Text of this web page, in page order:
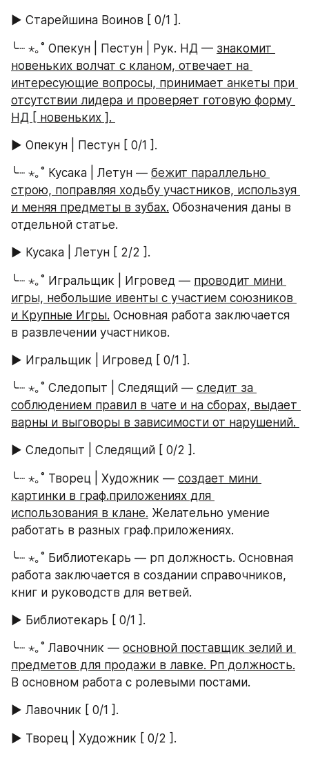
► Старейшина Воинов [ 0/1 ].
╰┈ ⋆｡˚ Опекун | Пестун | Рук. НД — знакомит
новеньких волчат с кланом, отвечает на
интересующие вопросы, принимает анкеты при
отсутствии лидера и проверяет готовую форму
НД [ новеньких ].
► Опекун | Пестун [ 0/1 ].
╰┈ ⋆｡˚ Кусака | Летун — бежит параллельно
строю, поправляя ходьбу участников, используя
и меняя предметы в зубах. Обозначения даны в
отдельной статье.
► Кусака | Летун [ 2/2 ].
╰┈ ⋆｡˚ Игральщик | Игровед — проводит мини
игры, небольшие ивенты с участием союзников
и Крупные Игры. Основная работа заключается
в развлечении участников.
► Игральщик | Игровед [ 0/1 ].
╰┈ ⋆｡˚ Следопыт | Следящий — следит за
соблюдением правил в чате и на сборах, выдает
► Следопыт | Следящий [ 0/2 ].
╰┈ ⋆｡˚ Творец | Художник — создает мини
картинки в граф.приложениях для
использования в клане. Желательно умение
работать в разных граф.приложениях.
╰┈ ⋆｡˚ Библиотекарь — рп должность. Основная
работа заключается в создании справочников,
книг и руководств для ветвей.
► Библиотекарь [ 0/1 ].
╰┈ ⋆｡˚ Лавочник — основной поставщик зелий и
предметов для продажи в лавке. Рп должность.
В основном работа с ролевыми постами.
► Лавочник [ 0/1 ].
► Творец | Художник [ 0/2 ].